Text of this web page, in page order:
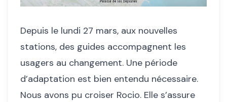
Depuis le lundi 27 mars, aux nouvelles
stations, des guides accompagnent les
usagers au changement. Une période
d’adaptation est bien entendu nécessaire.
Nous avons pu croiser Rocio. Elle s’assure